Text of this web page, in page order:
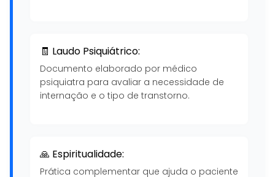
🧾 Laudo Psiquiátrico:
Documento elaborado por médico
psiquiatra para avaliar a necessidade de
internação e o tipo de transtorno.
🙏 Espiritualidade:
Prática complementar que ajuda o paciente